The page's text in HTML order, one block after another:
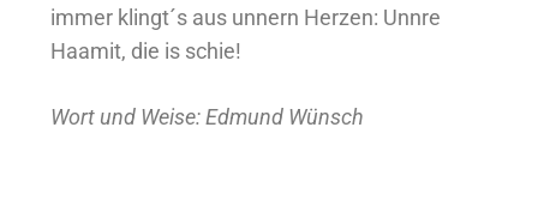
immer klingt´s aus unnern Herzen: Unnre
Haamit, die is schie!
Wort und Weise: Edmund Wünsch